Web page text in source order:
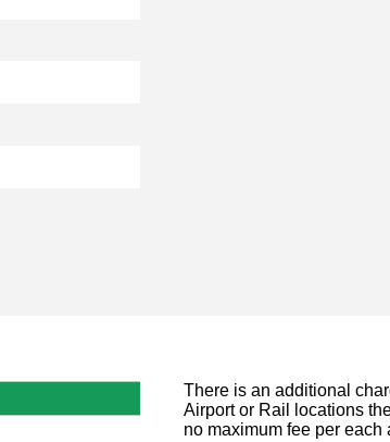
There is an additional
Airport or Rail locations
no maximum fee per